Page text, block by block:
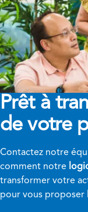
Prêt à
de votre
Contactez notre
comment notre
transformer votre
pour vous proposer